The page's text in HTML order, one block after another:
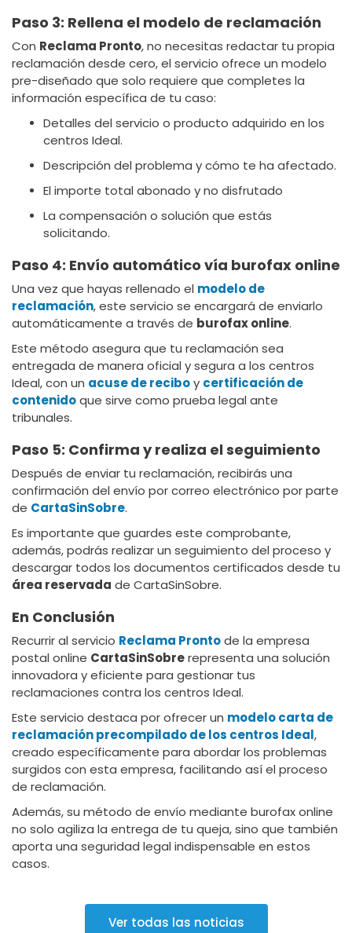
Paso 3: Rellena el modelo de reclamación
Con Reclama Pronto, no necesitas redactar tu propia
reclamación desde cero, el servicio ofrece un modelo
pre-diseñado que solo requiere que completes la
información específica de tu caso:
Detalles del servicio o producto adquirido en los
centros Ideal.
Descripción del problema y cómo te ha afectado.
El importe total abonado y no disfrutado
La compensación o solución que estás
solicitando.
Paso 4: Envío automático vía burofax online
Una vez que hayas rellenado el modelo de
reclamación, este servicio se encargará de enviarlo
automáticamente a través de burofax online.
Este método asegura que tu reclamación sea
entregada de manera oficial y segura a los centros
Ideal, con un acuse de reciboy certificación de
contenidoque sirve como prueba legal ante
tribunales.
Paso 5: Confirma y realiza el seguimiento
Después de enviar tu reclamación, recibirás una
confirmación del envío por correo electrónico por parte
de CartaSinSobre.
Es importante que guardes este comprobante,
además, podrás realizar un seguimiento del proceso y
descargar todos los documentos certificados desde tu
área reservada de CartaSinSobre.
En Conclusión
Recurrir al servicio Reclama Prontode la empresa
postal online CartaSinSobrerepresenta una solución
innovadora y eficiente para gestionar tus
reclamaciones contra los centros Ideal.
Este servicio destaca por ofrecer un modelo carta de
reclamación precompilado de los centros Ideal,
creado específicamente para abordar los problemas
surgidos con esta empresa, facilitando así el proceso
de reclamación.
Además, su método de envío mediante burofax online
no solo agiliza la entrega de tu queja, sino que también
aporta una seguridad legal indispensable en estos
casos.
Ver todas las noticias